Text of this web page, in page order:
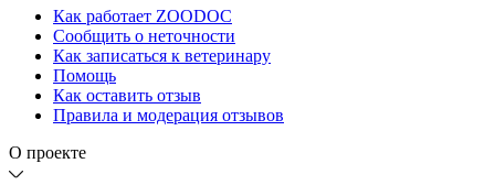
Как работает ZOODOC
Сообщить о неточности
Как записаться к ветеринару
Помощь
Как оставить отзыв
Правила и модерация отзывов
О проекте